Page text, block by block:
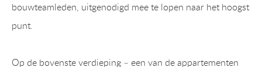
bouwteamleden, uitgenodigd mee te lopen naar het hoogst
punt.
Op de bovenste verdieping – een van de appartementen